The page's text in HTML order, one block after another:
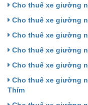
Cho thuê xe giường
Cho thuê xe giường
Cho thuê xe giường
Cho thuê xe giường
Cho thuê xe giường
Cho thuê xe giường
Thím